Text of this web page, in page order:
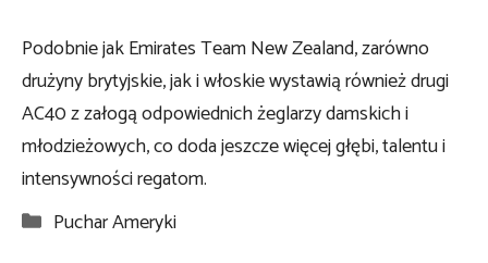
Podobnie jak Emirates Team New Zealand, zarówno
drużyny brytyjskie, jak i włoskie wystawią również drugi
AC40 z załogą odpowiednich żeglarzy damskich i
młodzieżowych, co doda jeszcze więcej głębi, talentu i
intensywności regatom.
Kategorie
Puchar Ameryki